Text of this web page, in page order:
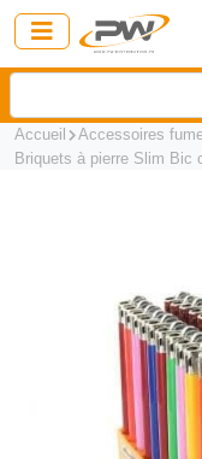
Accueil Accessoires
Briquets à pierre Slim Bic